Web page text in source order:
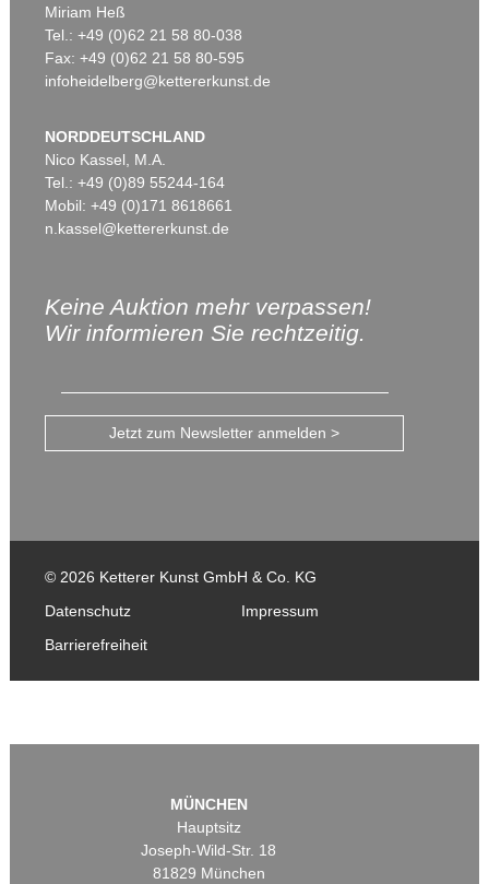
Miriam Heß
Tel.: +49 (0)62 21 58 80-038
Fax: +49 (0)62 21 58 80-595
infoheidelberg@kettererkunst.de
NORDDEUTSCHLAND
Nico Kassel, M.A.
Tel.: +49 (0)89 55244-164
Mobil: +49 (0)171 8618661
n.kassel@kettererkunst.de
Keine Auktion mehr verpassen!
Wir informieren Sie rechtzeitig.
Jetzt zum Newsletter anmelden >
© 2026 Ketterer Kunst GmbH & Co. KG
Datenschutz
Impressum
Barrierefreiheit
MÜNCHEN
Hauptsitz
Joseph-Wild-Str. 18
81829 München